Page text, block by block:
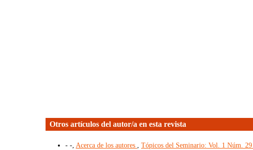
Otros artículos del autor/a en esta revista
- -, Acerca de los autores , Tópicos del Seminario: Vol. 1 Núm.